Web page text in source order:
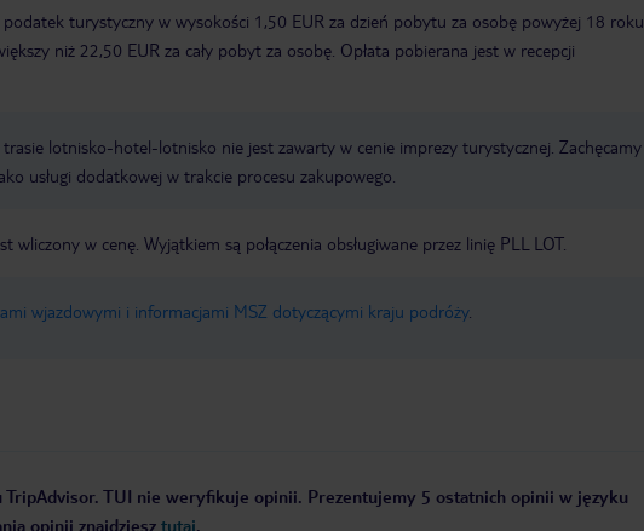
turystyczny w wysokości 1,50 EUR za dzień pobytu za osobę powyżej 18 roku
niż 22,50 EUR za cały pobyt za osobę. Opłata pobierana jest w recepcji
trasie lotnisko-hotel-lotnisko nie jest zawarty w cenie imprezy turystycznej. Zachęcamy
usługi dodatkowej w trakcie procesu zakupowego.
wliczony w cenę. Wyjątkiem są połączenia obsługiwane przez linię PLL LOT.
wjazdowymi i informacjami MSZ dotyczącymi kraju podróży.
TripAdvisor. TUI nie weryfikuje opinii. Prezentujemy 5 ostatnich opinii w języku
opinii znajdziesz tutaj.